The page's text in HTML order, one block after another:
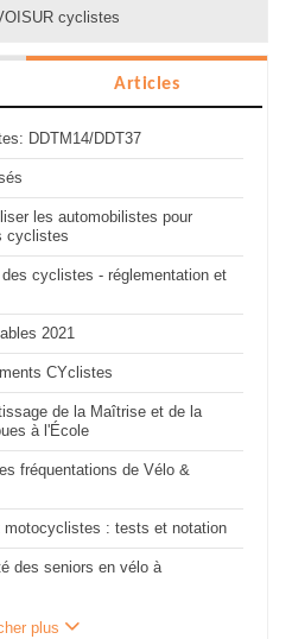
cyclistes
Articles
DDTM14/DDT37
les automobilistes pour
cyclistes
cyclistes - réglementation et
2021
CYclistes
de la Maîtrise et de la
à l'École
fréquentations de Vélo &
: tests et notation
des seniors en vélo à
plus